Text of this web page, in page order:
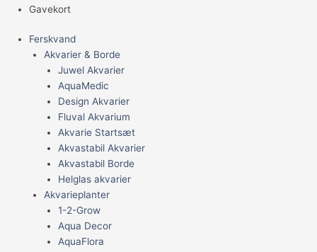
Gavekort
Ferskvand
Akvarier & Borde
Juwel Akvarier
AquaMedic
Design Akvarier
Fluval Akvarium
Akvarie Startsæt
Akvastabil Akvarier
Akvastabil Borde
Helglas akvarier
Akvarieplanter
1-2-Grow
Aqua Decor
AquaFlora